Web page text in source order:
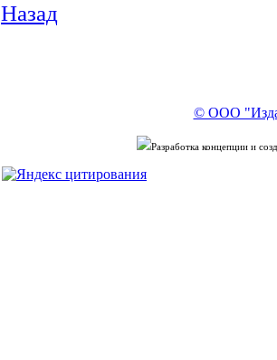
Назад
© ООО
Разработка концепции и